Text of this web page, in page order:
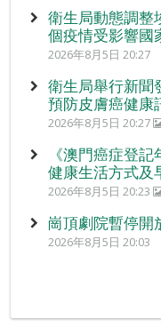
衛生局動態調整
個疫情受影響國
2026年8月5日 20:27
衛生局舉行新聞
預防皮膚癌健康
2026年8月5日 20:27
《澳門癌症登
健康生活方式及
2026年8月5日 20:23
崗頂劇院暫停開
2026年8月5日 20:03